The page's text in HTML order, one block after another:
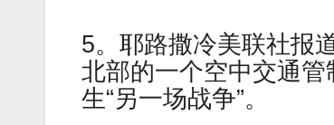
5。耶路撒冷美联社报
北部的一个空中交通
生“另一场战争”。